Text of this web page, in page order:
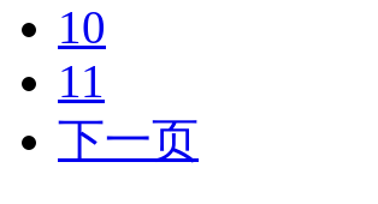
10
11
下一页